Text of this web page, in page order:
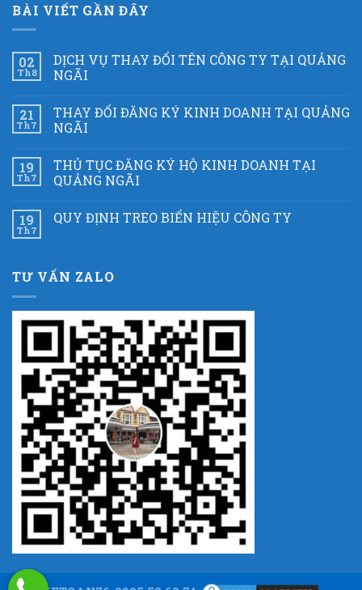
BÀI VIẾT GẦN ĐÂY
02
Th8
DỊCH VỤ THAY ĐỔI TÊN CÔNG TY TẠI QUẢNG
NGÃI
21
Th7
THAY ĐỔI ĐĂNG KÝ KINH DOANH TẠI QUẢNG
NGÃI
19
Th7
THỦ TỤC ĐĂNG KÝ HỘ KINH DOANH TẠI
QUẢNG NGÃI
19
Th7
QUY ĐỊNH TREO BIỂN HIỆU CÔNG TY
TƯ VẤN ZALO